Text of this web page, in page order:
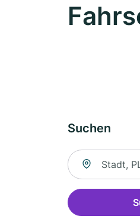
Suchen
Suche nach Ort